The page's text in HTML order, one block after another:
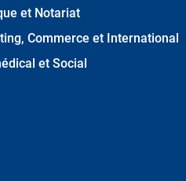
et Notariat
Commerce et International
et Social